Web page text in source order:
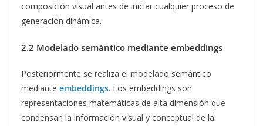
composición visual antes de iniciar cualquier proceso de
generación dinámica.
2.2 Modelado semántico mediante embeddings
Posteriormente se realiza el modelado semántico
mediante embeddings. Los embeddings son
representaciones matemáticas de alta dimensión que
condensan la información visual y conceptual de la